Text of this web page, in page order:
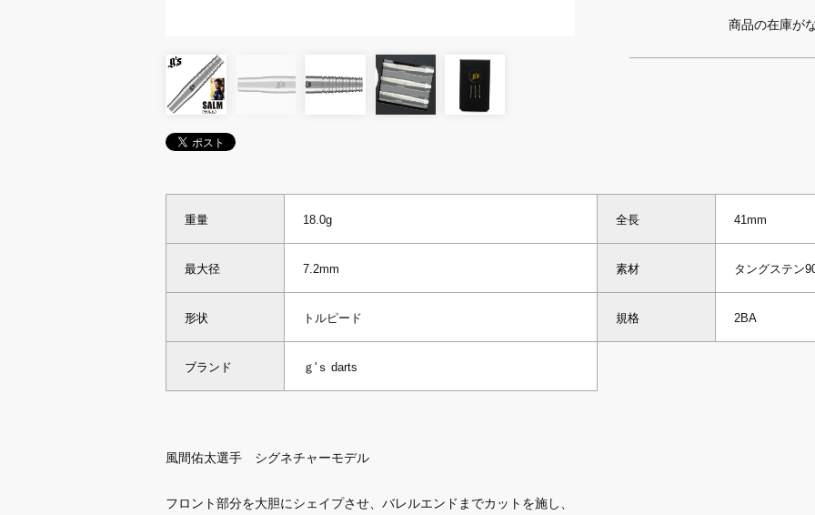
商品の在庫が
重量 18.0g
最大径 7.2mm
形状 トルピード
ブランド ｇ'ｓ darts
全長 41mm
素材 タングステン
規格 2BA
風間佑太選手 シグネチャーモデル
フロント部分を大胆にシェイプさせ、バレルエンドまでカットを施し、